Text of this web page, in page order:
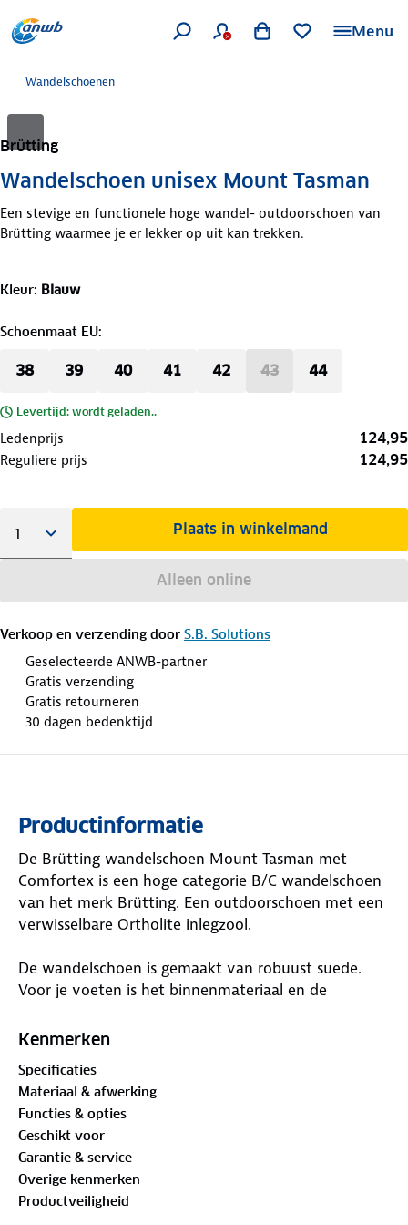
Menu
Wandelschoenen
Brütting
Wandelschoen unisex Mount Tasman
Een stevige en functionele hoge wandel- outdoorschoen van
Brütting waarmee je er lekker op uit kan trekken.
Kleur: Blauw
Schoenmaat EU:
38 39 40 41 42 43 44
Levertijd: wordt geladen..
Ledenprijs 124,95
Reguliere prijs 124,95
Plaats in winkelmand
Alleen online
Verkoop en verzending door S.B. Solutions
Geselecteerde ANWB-partner
Gratis verzending
Gratis retourneren
30 dagen bedenktijd
Productinformatie
De Brütting wandelschoen Mount Tasman met
Comfortex is een hoge categorie B/C wandelschoen
van het merk Brütting. Een outdoorschoen met een
verwisselbare Ortholite inlegzool.
De wandelschoen is gemaakt van robuust suede.
Voor je voeten is het binnenmateriaal en de
zacht textiel gemaakt zijn. Ook de comfortabele
De binnenzool is een verwisselbare ortholite textiel
binnenzool waarmee je gemakkelijk je eigen
inlegzool kan gebruiken of de zool die bij de schoen
wordt geleverd. De veter kan individueel worden
aangepast en zorgt hiermee voor een optimale
pasvorm.
Kenmerken
Specificaties
Materiaal & afwerking
Functies & opties
Geschikt voor
Garantie & service
Overige kenmerken
Productveiligheid